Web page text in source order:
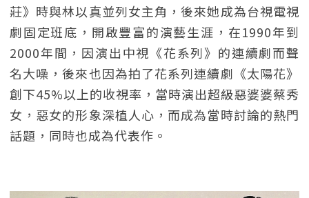
莊》時與林以真並列女主角，後來她成為台視電視
劇固定班底，開啟豐富的演藝生涯，在1990年到
2000年間，因演出中視《花系列》的連續劇而聲
名大噪，後來也因為拍了花系列連續劇《太陽花》
創下45%以上的收視率，當時演出超級惡婆婆蔡秀
女，惡女的形象深植人心，而成為當時討論的熱門
話題，同時也成為代表作。